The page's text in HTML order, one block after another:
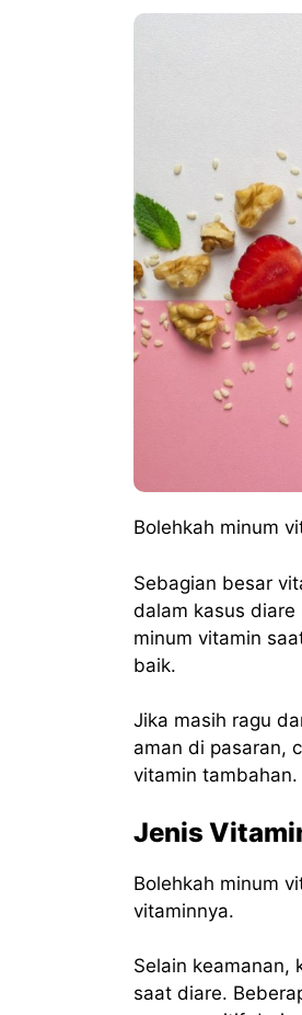
Bolehkah minum
Sebagian besar
dalam kasus
minum vitamin
baik.
Jika masih ragu
aman di pasaran,
vitamin tambahan.
Jenis
Bolehkah minum
vitaminnya.
Selain keamanan,
saat diare.